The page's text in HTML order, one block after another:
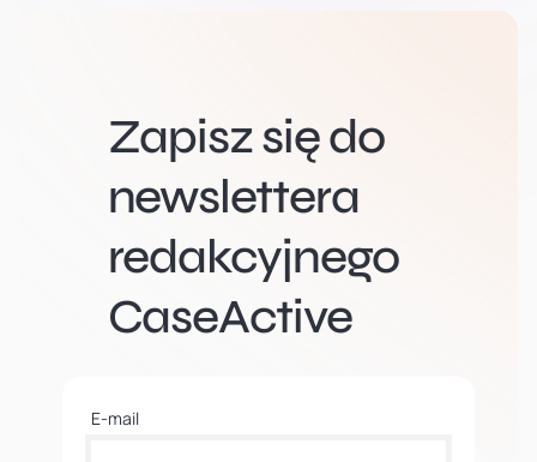
Zapisz się do
newslettera
redakcyjnego
CaseActive
E-mail